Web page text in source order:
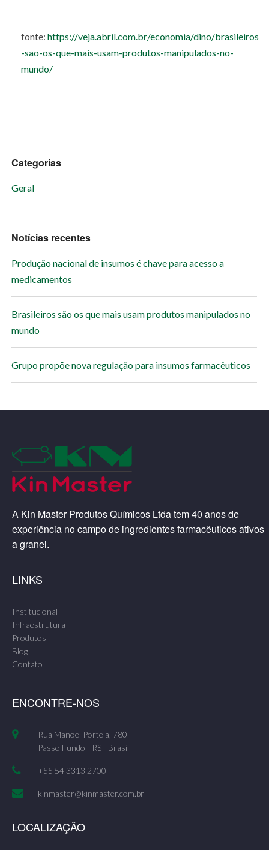
fonte: https://veja.abril.com.br/economia/dino/brasileiros
-sao-os-que-mais-usam-produtos-manipulados-no-
mundo/
Categorias
Geral
Notícias recentes
Produção nacional de insumos é chave para acesso a
medicamentos
Brasileiros são os que mais usam produtos manipulados no
mundo
Grupo propõe nova regulação para insumos farmacêuticos
A Kin Master Produtos Químicos Ltda tem 40 anos de
experiência no campo de ingredientes farmacêuticos ativos
a granel.
LINKS
Institucional
Infraestrutura
Produtos
Blog
Contato
ENCONTRE-NOS
Rua Manoel Portela, 780
Passo Fundo - RS - Brasil
+55 54 3313 2700
kinmaster@kinmaster.com.br
LOCALIZAÇÃO